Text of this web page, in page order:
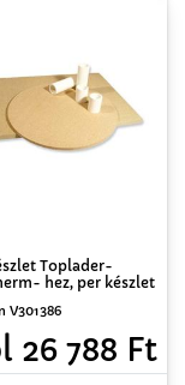
Toplader-
hez, per készlet
V301386
26 788 Ft